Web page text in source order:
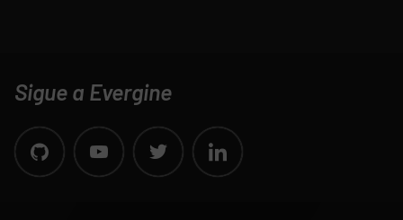
Sigue a Evergine